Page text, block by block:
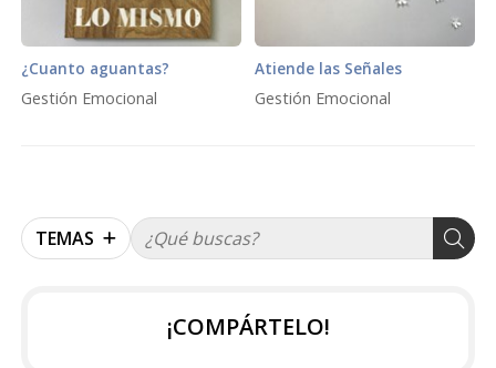
TEMAS
¿Cuanto aguantas?
Gestión Emocional
Atiende las Señales
Gestión Emocional
¡COMPÁRTELO!